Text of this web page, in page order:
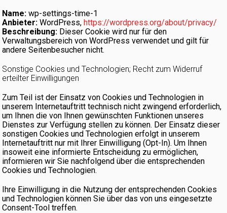
Name: wp-settings-time-1
Anbieter: WordPress,https://wordpress.org/about/privacy/
Beschreibung: Dieser Cookie wird nur für den
Verwaltungsbereich von WordPress verwendet und gilt für
andere Seitenbesucher nicht.
Sonstige Cookies und Technologien; Recht zum Widerruf
erteilter Einwilligungen
Zum Teil ist der Einsatz von Cookies und Technologien in
unserem Internetauftritt technisch nicht zwingend erforderlich,
um Ihnen die von Ihnen gewünschten Funktionen unseres
Dienstes zur Verfügung stellen zu können. Der Einsatz dieser
sonstigen Cookies und Technologien erfolgt in unserem
Internetauftritt nur mit Ihrer Einwilligung (Opt-In). Um Ihnen
insoweit eine informierte Entscheidung zu ermöglichen,
informieren wir Sie nachfolgend über die entsprechenden
Cookies und Technologien.
Ihre Einwilligung in die Nutzung der entsprechenden Cookies
und Technologien können Sie über das von uns eingesetzte
Consent-Tool treffen.